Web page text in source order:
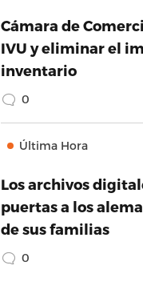
Cámara de
IVU y eliminar el
inventario
0
Última Hora
Los archivos
puertas a los
de sus familias
0